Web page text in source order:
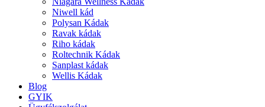
Niwell kád
Polysan Kádak
Ravak kádak
Riho kádak
Roltechnik Kádak
Sanplast kádak
Wellis Kádak
Blog
GYIK